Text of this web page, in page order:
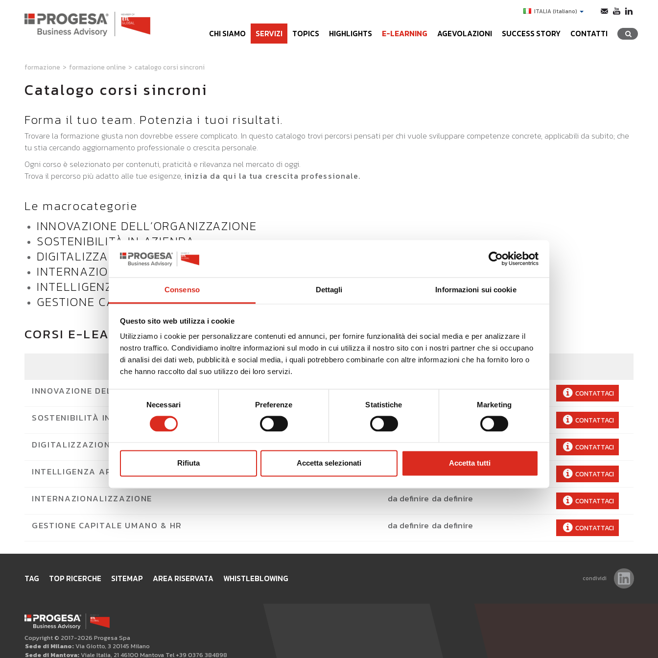
Consenso Dettagli Informazioni sui cookie
Questo sito web utilizza i cookie
Utilizziamo i cookie per personalizzare contenuti ed annunci, per fornire funzionalità dei social media e per analizzare il
nostro traffico. Condividiamo inoltre informazioni sul modo in cui utilizza il nostro sito con i nostri partner che si occupano
di analisi dei dati web, pubblicità e social media, i quali potrebbero combinarle con altre informazioni che ha fornito loro o
che hanno raccolto dal suo utilizzo dei loro servizi.
Selezione
consenso
Necessari Preferenze Statistiche Marketing
Rifiuta Accetta selezionati Accetta tutti
ITALIA(italiano)
CHI SIAMO SERVIZI TOPICS HIGHLIGHTS E-LEARNING AGEVOLAZIONI SUCCESS STORY CONTATTI
formazione > formazione online > catalogo corsi sincroni
Catalogo corsi sincroni
Forma il tuo team. Potenzia i tuoi risultati.
Trovare la formazione giusta non dovrebbe essere complicato. In questo catalogo trovi percorsi pensati per chi vuole sviluppare competenze concrete, applicabili da subito; che
tu stia cercando aggiornamento professionale o crescita personale.
Ogni corso è selezionato per contenuti, praticità e rilevanza nel mercato di oggi.
Trova il percorso più adatto alle tue esigenze, inizia da qui la tua crescita professionale.
Le macrocategorie
INNOVAZIONE DELL’ORGANIZZAZIONE
SOSTENIBILITÀ IN AZIENDA
DIGITALIZZAZIONE DEI PROCESSI
INTERNAZIONALIZZAZIONE
INTELLIGENZA ARTIFICIALE
GESTIONE CAPITALE UMANO & HR
CORSI E-LEARNING
Durata Costo a persona (IVA Esclusa)
INNOVAZIONE DELL’ORGANIZZAZIONE da definire CONTATTACI
SOSTENIBILITÀ IN AZIENDA da definire CONTATTACI
DIGITALIZZAZIONE DEI PROCESSI da definire CONTATTACI
INTELLIGENZA ARTIFICIALE da definire CONTATTACI
INTERNAZIONALIZZAZIONE da definire da definire CONTATTACI
GESTIONE CAPITALE UMANO & HR da definire da definire CONTATTACI
TAG TOP RICERCHE SITEMAP AREA RISERVATA WHISTLEBLOWING condividi
Copyright © 2017-2026 Progesa Spa
Sede di Milano:Via Giotto, 3 20145 Milano
Sede di Mantova:Viale Italia, 21 46100 Mantova Tel +39 0376 384898